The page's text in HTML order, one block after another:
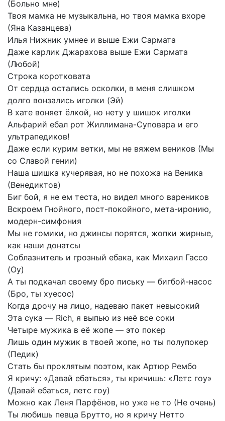
(Больно мне)
Твоя мамка не музыкальна, но твоя мамка вхоре
(Яна Казанцева)
Илья Нижник умнее и выше Ежи Сармата
Даже карлик Джарахова выше Ежи Сармата
(Любой)
Строка коротковата
От сердца остались осколки, в меня слишком
долго вонзались иголки (Эй)
В хате воняет ёлкой, но нету у шишок иголки
Альфарий ебал рот Жиллимана-Суповара и его
ультрапедиков!
Даже если курим ветки, мы не вяжем веников (Мы
со Славой гении)
Наша шишка кучерявая, но не похожа на Веника
(Венедиктов)
Биг бой, я не ем теста, но видел много вареников
Вскроем Гнойного, пост-покойного, мета-иронию,
модерн-симфония
Мы не гомики, но джинсы порятся, жопки жирные,
как наши донатсы
Соблазнитель и грозный ебака, как Михаил Гассо
(Оу)
А ты подкачал своему бро письку — бигбой-насос
(Бро, ты хуесос)
Когда дрочу на лицо, надеваю пакет невысокий
Эта сука — Rich, я выпью из неё все соки
Четыре мужика в её жопе — это покер
Лишь один мужик в твоей жопе, но ты полупокер
(Педик)
Стать бы проклятым поэтом, как Артюр Рембо
Я кричу: «Давай ебаться», ты кричишь: «Летс гоу»
(Давай ебаться, летс гоу)
Можно как Леня Парфёнов, но уже не то (Не очень)
Ты любишь певца Брутто, но я кричу Нетто